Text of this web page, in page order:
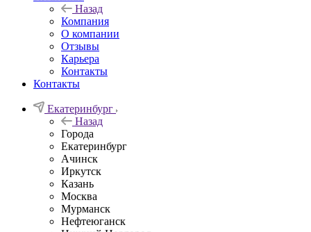
Назад
Компания
О компании
Отзывы
Карьера
Контакты
Контакты
Екатеринбург
Назад
Города
Екатеринбург
Ачинск
Иркутск
Казань
Москва
Мурманск
Нефтеюганск